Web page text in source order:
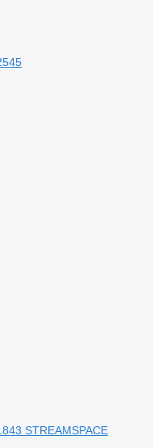
STREAMSPACE